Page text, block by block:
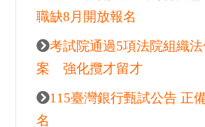
最新考試
115南區國稅局儲備約僱
跑 釋出206名額